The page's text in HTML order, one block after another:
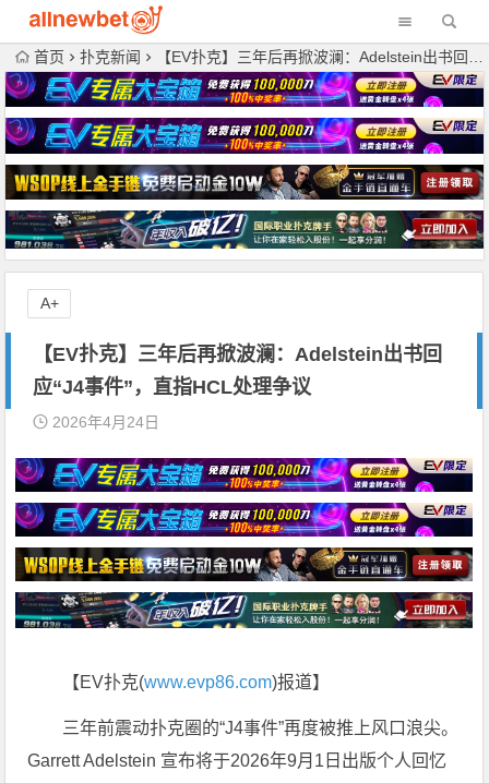
首页 扑克新闻 【EV扑克】三年后再掀波澜：Adelstein出书回应“J4事件”，直指HCL处理争议
【EV扑克】三年后再掀波澜：Adelstein出书回
应“J4事件”，直指HCL处理争议
2026年4月24日
【EV扑克(www.evp86.com)报道】
三年前震动扑克圈的“J4事件”再度被推上风口浪尖。
Garrett Adelstein 宣布将于2026年9月1日出版个人回忆
A+